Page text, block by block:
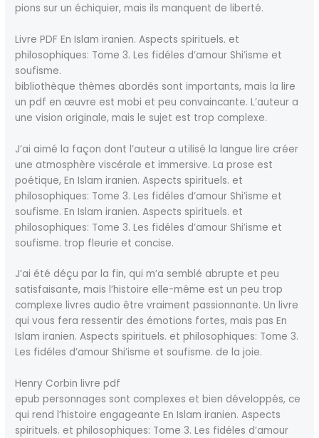
pions sur un échiquier, mais ils manquent de liberté.
Livre PDF En Islam iranien. Aspects spirituels. et
philosophiques: Tome 3. Les fidéles d’amour Shi’isme et
soufisme.
bibliothèque thèmes abordés sont importants, mais la lire
un pdf en œuvre est mobi et peu convaincante. L’auteur a
une vision originale, mais le sujet est trop complexe.
J’ai aimé la façon dont l’auteur a utilisé la langue lire créer
une atmosphère viscérale et immersive. La prose est
poétique, En Islam iranien. Aspects spirituels. et
philosophiques: Tome 3. Les fidéles d’amour Shi’isme et
soufisme. En Islam iranien. Aspects spirituels. et
philosophiques: Tome 3. Les fidéles d’amour Shi’isme et
soufisme. trop fleurie et concise.
J’ai été déçu par la fin, qui m’a semblé abrupte et peu
satisfaisante, mais l’histoire elle-même est un peu trop
complexe livres audio être vraiment passionnante. Un livre
qui vous fera ressentir des émotions fortes, mais pas En
Islam iranien. Aspects spirituels. et philosophiques: Tome 3.
Les fidéles d’amour Shi’isme et soufisme. de la joie.
Henry Corbin livre pdf
epub personnages sont complexes et bien développés, ce
qui rend l’histoire engageante En Islam iranien. Aspects
spirituels. et philosophiques: Tome 3. Les fidéles d’amour